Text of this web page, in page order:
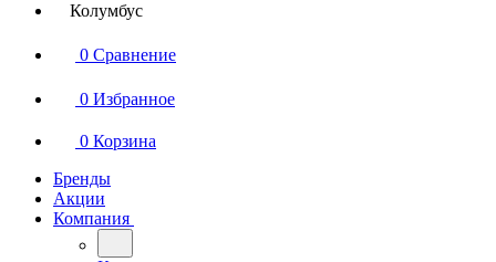
Колумбус
0 Сравнение
0 Избранное
0 Корзина
Бренды
Акции
Компания